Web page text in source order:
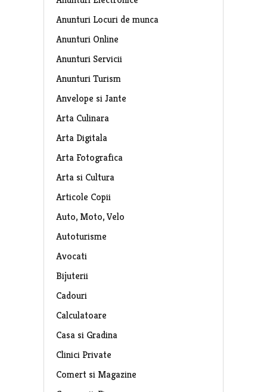
Anunturi Locuri de munca
Anunturi Online
Anunturi Servicii
Anunturi Turism
Anvelope si Jante
Arta Culinara
Arta Digitala
Arta Fotografica
Arta si Cultura
Articole Copii
Auto, Moto, Velo
Autoturisme
Avocati
Bijuterii
Cadouri
Calculatoare
Casa si Gradina
Clinici Private
Comert si Magazine